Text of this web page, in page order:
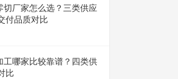
切厂家怎么选？三类供应
付品质对比
工哪家比较靠谱？四类供
比